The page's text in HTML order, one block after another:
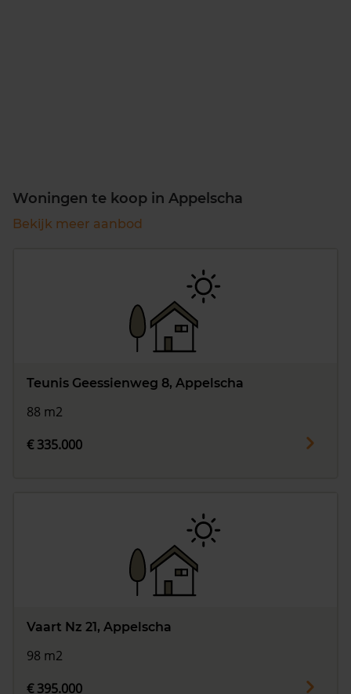
Woningen te koop in Appelscha
Bekijk meer aanbod
Teunis Geessienweg 8, Appelscha
88 m2
€ 335.000
Vaart Nz 21, Appelscha
98 m2
€ 395.000